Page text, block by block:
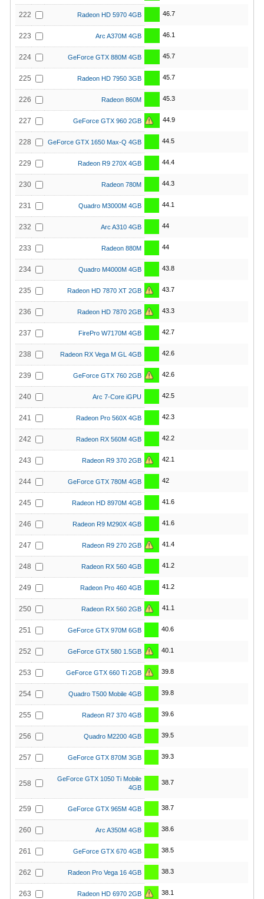
222 Radeon HD 5970 4GB 46.7
223 Arc A370M 4GB 46.1
224 GeForce GTX 880M 4GB 45.7
225 Radeon HD 7950 3GB 45.7
226 Radeon 860M 45.3
227 GeForce GTX 960 2GB 44.9
228 GeForce GTX 1650 Max-Q 4GB 44.5
229 Radeon R9 270X 4GB 44.4
230 Radeon 780M 44.3
231 Quadro M3000M 4GB 44.1
232 Arc A310 4GB 44
233 Radeon 880M 44
234 Quadro M4000M 4GB 43.8
235 Radeon HD 7870 XT 2GB 43.7
236 Radeon HD 7870 2GB 43.3
237 FirePro W7170M 4GB 42.7
238 Radeon RX Vega M GL 4GB 42.6
239 GeForce GTX 760 2GB 42.6
240 Arc 7-Core iGPU 42.5
241 Radeon Pro 560X 4GB 42.3
242 Radeon RX 560M 4GB 42.2
243 Radeon R9 370 2GB 42.1
244 GeForce GTX 780M 4GB 42
245 Radeon HD 8970M 4GB 41.6
246 Radeon R9 M290X 4GB 41.6
247 Radeon R9 270 2GB 41.4
248 Radeon RX 560 4GB 41.2
249 Radeon Pro 460 4GB 41.2
250 Radeon RX 560 2GB 41.1
251 GeForce GTX 970M 6GB 40.6
252 GeForce GTX 580 1.5GB 40.1
253 GeForce GTX 660 Ti 2GB 39.8
254 Quadro T500 Mobile 4GB 39.8
255 Radeon R7 370 4GB 39.6
256 Quadro M2200 4GB 39.5
257 GeForce GTX 870M 3GB 39.3
258
GeForce GTX 1050 Ti Mobile
4GB
38.7
259 GeForce GTX 965M 4GB 38.7
260 Arc A350M 4GB 38.6
261 GeForce GTX 670 4GB 38.5
262 Radeon Pro Vega 16 4GB 38.3
263 Radeon HD 6970 2GB 38.1